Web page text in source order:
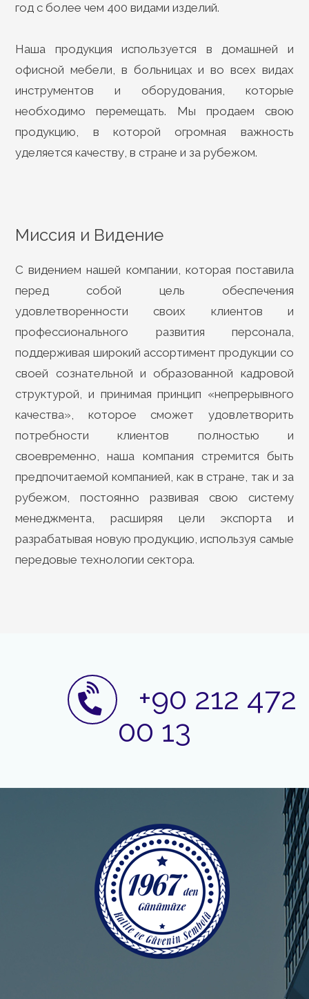
год с более чем 400 видами изделий.
Наша продукция используется в домашней и
офисной мебели, в больницах и во всех видах
инструментов и оборудования, которые
необходимо перемещать. Мы продаем свою
продукцию, в которой огромная важность
уделяется качеству, в стране и за рубежом.
Миссия и Видение
С видением нашей компании, которая поставила
перед собой цель обеспечения
удовлетворенности своих клиентов и
профессионального развития персонала,
поддерживая широкий ассортимент продукции со
своей сознательной и образованной кадровой
структурой, и принимая принцип «непрерывного
качества», которое сможет удовлетворить
потребности клиентов полностью и
своевременно, наша компания стремится быть
предпочитаемой компанией, как в стране, так и за
рубежом, постоянно развивая свою систему
менеджмента, расширяя цели экспорта и
разрабатывая новую продукцию, используя самые
передовые технологии сектора.
+90 212 472
00 13